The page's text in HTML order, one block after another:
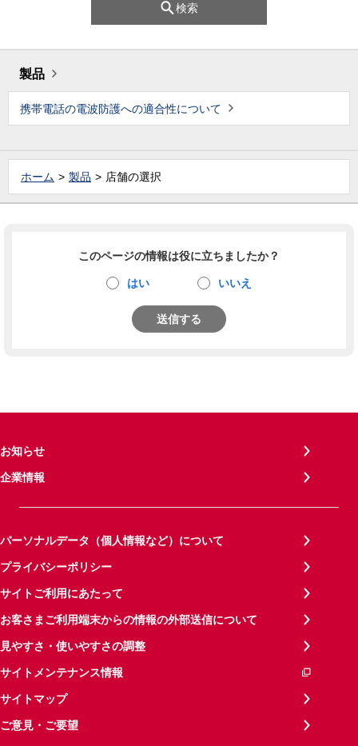
検索
製品
携帯電話の電波防護への適合性について
ホーム 製品 店舗の選択
このページの情報は役に立ちましたか？
はい いいえ
送信する
お知らせ
企業情報
パーソナルデータ（個人情報など）について
プライバシーポリシー
サイトご利用にあたって
お客さまご利用端末からの情報の外部送信について
見やすさ・使いやすさの調整
サイトメンテナンス情報
サイトマップ
ご意見・ご要望